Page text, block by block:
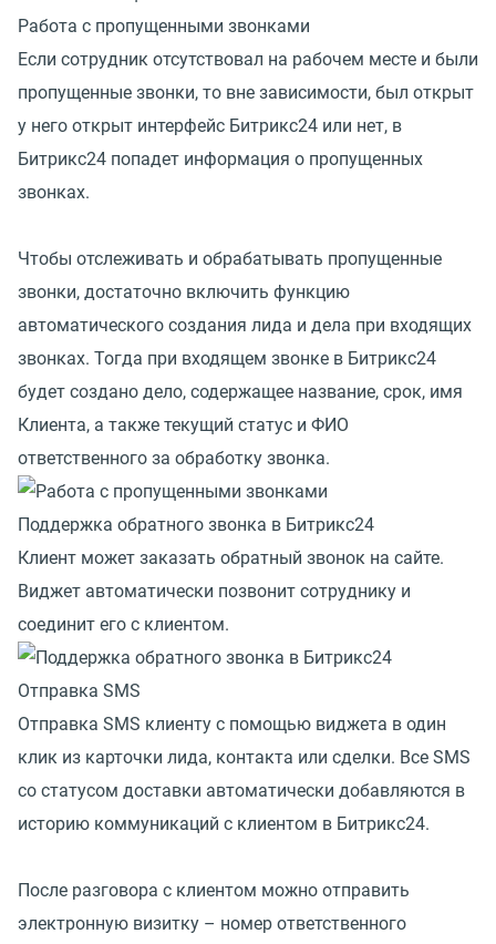
Работа с пропущенными звонками
Если сотрудник отсутствовал на рабочем месте и были
пропущенные звонки, то вне зависимости, был открыт
у него открыт интерфейс Битрикс24 или нет, в
Битрикс24 попадет информация о пропущенных
звонках.
Чтобы отслеживать и обрабатывать пропущенные
звонки, достаточно включить функцию
автоматического создания лида и дела при входящих
звонках. Тогда при входящем звонке в Битрикс24
будет создано дело, содержащее название, срок, имя
Клиента, а также текущий статус и ФИО
ответственного за обработку звонка.
Поддержка обратного звонка в Битрикс24
Клиент может заказать обратный звонок на сайте.
Виджет автоматически позвонит сотруднику и
соединит его с клиентом.
Отправка SMS
Отправка SMS клиенту с помощью виджета в один
клик из карточки лида, контакта или сделки. Все SMS
со статусом доставки автоматически добавляются в
историю коммуникаций с клиентом в Битрикс24.
После разговора с клиентом можно отправить
электронную визитку – номер ответственного